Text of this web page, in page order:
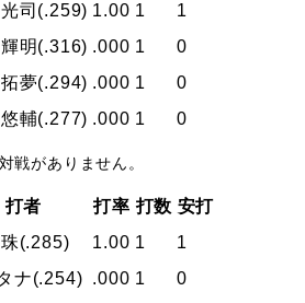
司 (.259) 1.00 1
1
明(.316) .000 1
0
夢(.294) .000 1
0
輔(.277) .000 1 0
戦がありません。
打者 打率 打数 安打
(.285) 1.00 1
1
ナ(.254) .000 1
0